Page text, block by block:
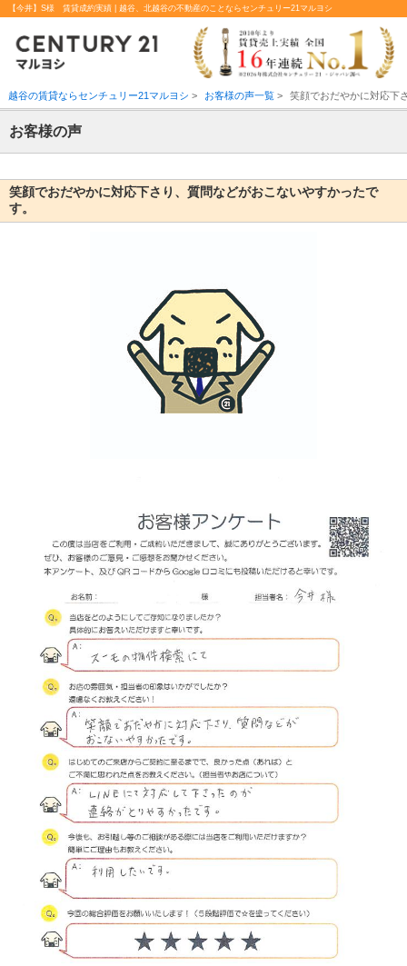
【今井】S様 賃貸成約実績 | 越谷、北越谷の不動産のことならセンチュリー21マルヨシ
越谷の賃貸ならセンチュリー21マルヨシ > お客様の声一覧> 笑顔でおだやかに対応下
お客様の声
笑顔でおだやかに対応下さり、質問などがおこないやすかったで
す。